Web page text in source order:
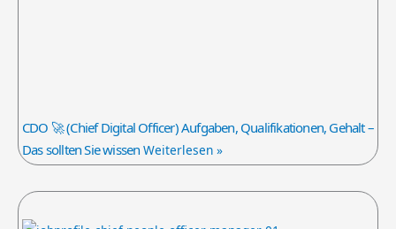
CDO 🚀 (Chief Digital Officer) Aufgaben, Qualifikationen, Gehalt –
Das sollten Sie wissen Weiterlesen »